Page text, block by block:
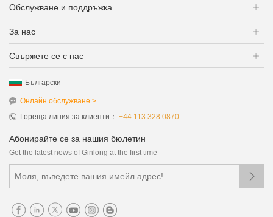
Обслужване и поддръжка
За нас
Свържете се с нас
Български
Онлайн обслужване >
Гореща линия за клиенти： +44 113 328 0870
Абонирайте се за нашия бюлетин
Get the latest news of Ginlong at the first time
